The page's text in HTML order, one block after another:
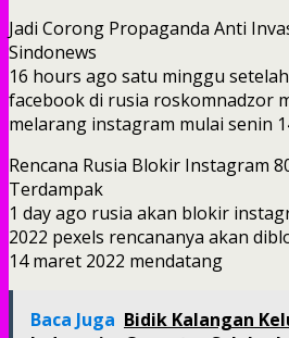
Jadi Corong Propaganda Anti
Sindonews
16 hours ago satu minggu
facebook di rusia roskomnadzor
melarang instagram mulai senin
Rencana Rusia Blokir Instagram
Terdampak
1 day ago rusia akan blokir
2022 pexels rencananya akan
14 maret 2022 mendatang
Baca Juga Bidik Kalangan